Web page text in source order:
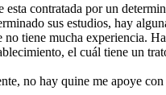
contratada por un
sus estudios, hay
no tiene mucha experiencia.
el cuál tiene un
no hay quine me apoye con